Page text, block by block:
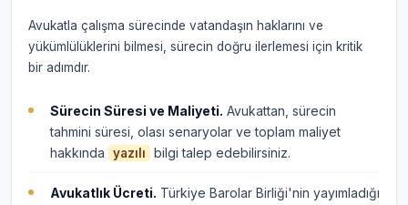
Avukatla çalışma sürecinde vatandaşın haklarını ve
yükümlülüklerini bilmesi, sürecin doğru ilerlemesi için kritik
bir adımdır.
Sürecin Süresi ve Maliyeti. Avukattan, sürecin
tahmini süresi, olası senaryolar ve toplam maliyet
hakkında
yazılı bilgi talep edebilirsiniz.
Avukatlık Ücreti. Türkiye Barolar Birliği'nin yayımladığı